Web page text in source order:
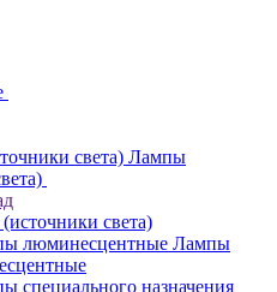
Лампы
света)
Лампы